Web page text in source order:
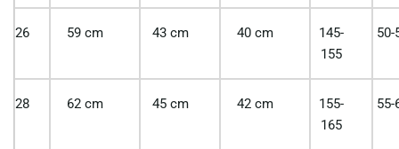
26 59 cm 43 cm 40 cm
145-
155
50-
28 62 cm 45 cm 42 cm
155-
165
55-